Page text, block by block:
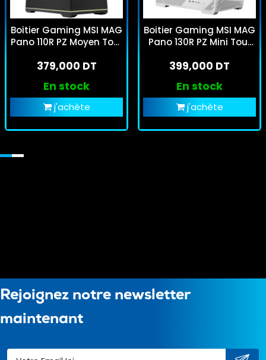
Boitier Gaming MSI MAG
Pano 110R PZ Moyen Tour
379,000 DT
En stock
j'achète
Boitier Gaming MSI MAG
Pano 130R PZ Mini Tour
399,000 DT
En stock
j'achète
Rejoignez notre newsletter
maintenant